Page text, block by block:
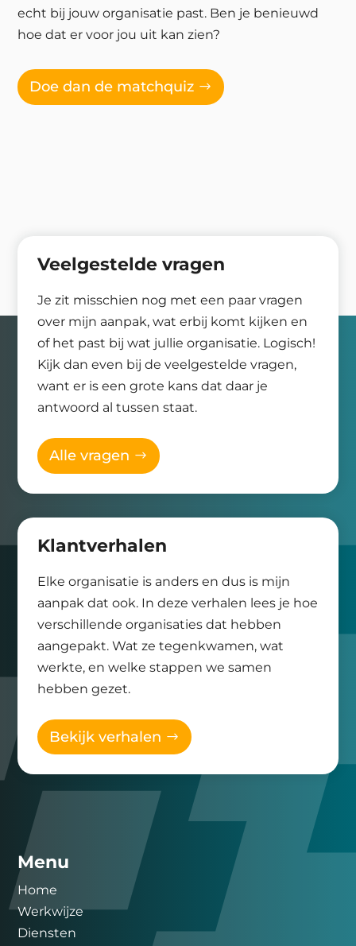
echt bij jouw organisatie past. Ben je benieuwd
hoe dat er voor jou uit kan zien?
Doe dan de matchquiz
Veelgestelde vragen
Je zit misschien nog met een paar vragen
over mijn aanpak, wat erbij komt kijken en
of het past bij wat jullie organisatie. Logisch!
Kijk dan even bij de veelgestelde vragen,
want er is een grote kans dat daar je
antwoord al tussen staat.
Alle vragen
Klantverhalen
Elke organisatie is anders en dus is mijn
aanpak dat ook. In deze verhalen lees je hoe
verschillende organisaties dat hebben
aangepakt. Wat ze tegenkwamen, wat
werkte, en welke stappen we samen
hebben gezet.
Bekijk verhalen
Menu
Home
Werkwijze
Diensten